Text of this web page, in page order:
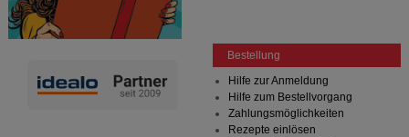
Bestellung
Hilfe zur Anmeldung
Hilfe zum Bestellvorgang
Zahlungsmöglichkeiten
Rezepte einlösen